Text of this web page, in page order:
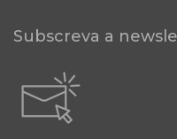
Subscreva a